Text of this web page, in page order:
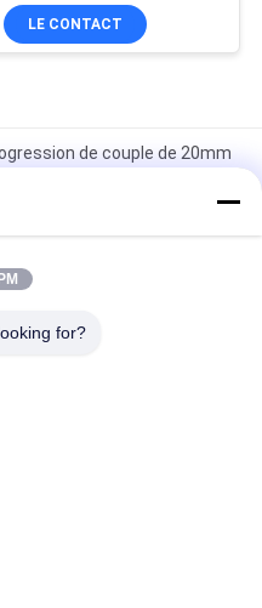
LE CONTACT
de couple de 20mm
pas
pas à pas hybrides de
du corps 0.67A des
for?